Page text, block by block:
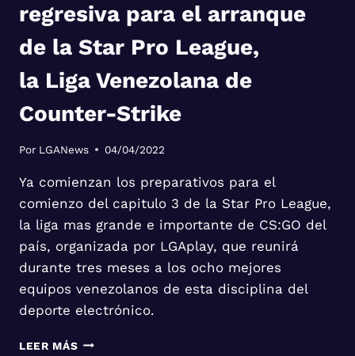
regresiva para el arranque
de la Star Pro League,
la Liga Venezolana de
Counter-Strike
Por LGANews 04/04/2022
Ya comienzan los preparativos para el
comienzo del capitulo 3 de la Star Pro League,
la liga mas grande e importante de CS:GO del
país, organizada por LGAplay, que reunirá
durante tres meses a los ocho mejores
equipos venezolanos de esta disciplina del
deporte electrónico.
LEER MÁSCOMIENZA